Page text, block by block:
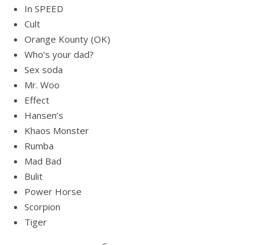
In SPEED
Cult
Orange Kounty (OK)
Who’s your dad?
Sex soda
Mr. Woo
Effect
Hansen’s
Khaos Monster
Rumba
Mad Bad
Bulit
Power Horse
Scorpion
Tiger